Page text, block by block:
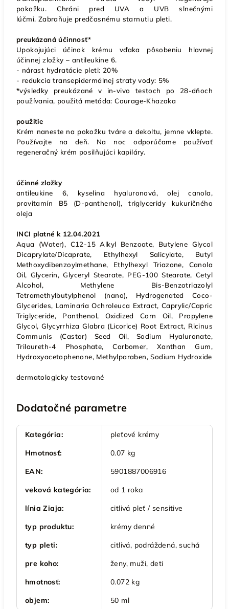
pokožku. Chráni pred UVA a UVB slnečnými
lúčmi. Zabraňuje predčasnému starnutiu pleti.
preukázaná účinnosť*
Upokojujúci účinok krému vďaka pôsobeniu hlavnej
účinnej zložky – antileukine 6.
- nárast hydratácie pleti: 20%
- redukcia transepidermálnej straty vody: 5%
*výsledky preukázané v in-vivo testoch po 28-dňoch
používania, použitá metóda: Courage-Khazaka
použitie
Krém naneste na pokožku tváre a dekoltu, jemne vklepte.
Používajte na deň. Na noc odporúčame používať
regeneračný krém posilňujúci kapiláry.
účinné zložky
antileukine 6, kyselina hyaluronová, olej canola,
provitamín B5 (D-panthenol), triglyceridy kukuričného
oleja
INCI platné k 12.04.2021
Aqua (Water), C12-15 Alkyl Benzoate, Butylene Glycol
Dicaprylate/Dicaprate, Ethylhexyl Salicylate, Butyl
Methoxydibenzoylmethane, Ethylhexyl Triazone, Canola
Oil, Glycerin, Glyceryl Stearate, PEG-100 Stearate, Cetyl
Alcohol, Methylene Bis-Benzotriazolyl
Tetramethylbutylphenol (nano), Hydrogenated Coco-
Glycerides, Laminaria Ochroleuca Extract, Caprylic/Capric
Triglyceride, Panthenol, Oxidized Corn Oil, Propylene
Glycol, Glycyrrhiza Glabra (Licorice) Root Extract, Ricinus
Communis (Castor) Seed Oil, Sodium Hyaluronate,
Trilaureth-4 Phosphate, Carbomer, Xanthan Gum,
Hydroxyacetophenone, Methylparaben, Sodium Hydroxide
dermatologicky testované
Dodatočné parametre
Kategória:
pleťové krémy
Hmotnosť:
0.07 kg
EAN:
5901887006916
veková kategória:
od 1 roka
línia Ziaja:
citlivá pleť / sensitive
typ produktu:
krémy denné
typ pleti:
citlivá, podráždená, suchá
pre koho:
ženy, muži, deti
hmotnosť:
0.072 kg
objem: 50 ml